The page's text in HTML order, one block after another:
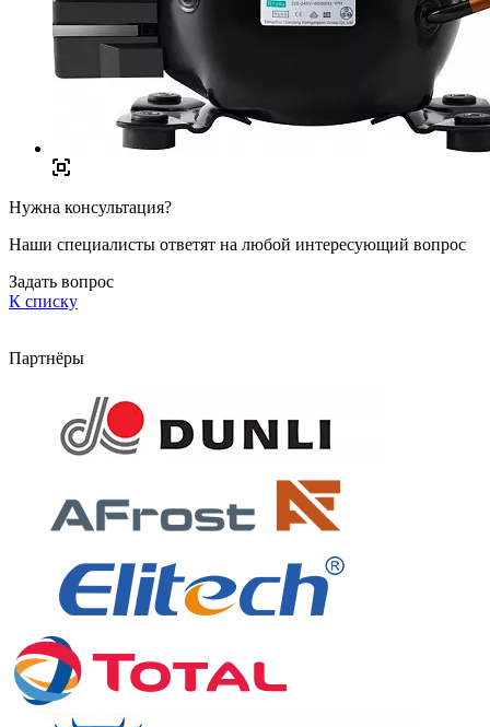
Нужна консультация?
Наши специалисты ответят на любой интересующий вопрос
Задать вопрос
К списку
Партнёры